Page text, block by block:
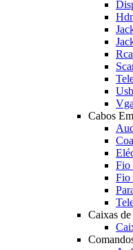
Usb
Cabos
Fio
Fio
Caixas